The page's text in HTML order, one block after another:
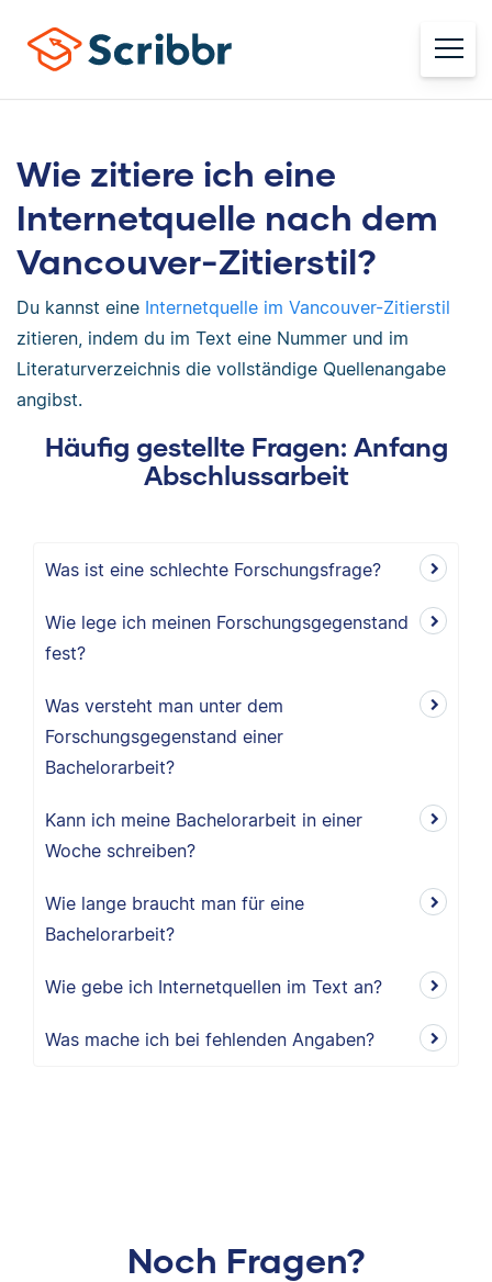
Wie zitiere ich eine
Internetquelle nach dem
Vancouver-Zitierstil?
Du kannst eine Internetquelle im Vancouver-Zitierstil
zitieren, indem du im Text eine Nummer und im
Literaturverzeichnis die vollständige Quellenangabe
angibst.
Häufig gestellte Fragen: Anfang
Abschlussarbeit
Was ist eine schlechte Forschungsfrage?
Wie lege ich meinen Forschungsgegenstand
fest?
Was versteht man unter dem
Forschungsgegenstand einer
Bachelorarbeit?
Kann ich meine Bachelorarbeit in einer
Woche schreiben?
Wie lange braucht man für eine
Bachelorarbeit?
Wie gebe ich Internetquellen im Text an?
Was mache ich bei fehlenden Angaben?
Noch Fragen?